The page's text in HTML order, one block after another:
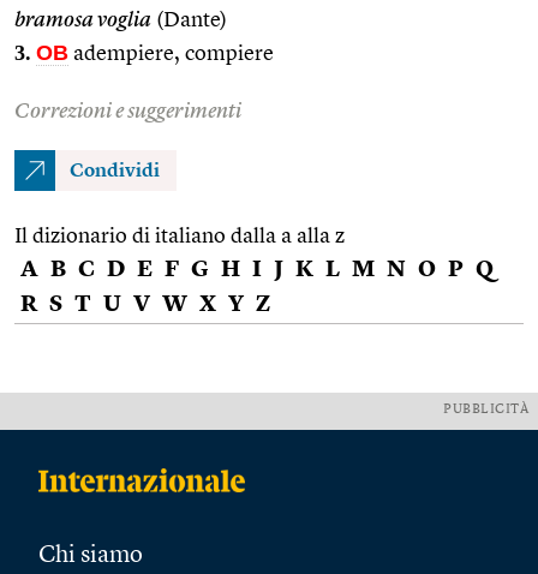
bramosa voglia (Dante)
3. OB adempiere, compiere
Correzioni e suggerimenti
Condividi
Il dizionario di italiano dalla a alla z
A B C D E F G H I J K L M N O P Q
R S T U V W X Y Z
PUBBLICITÀ
Chi siamo